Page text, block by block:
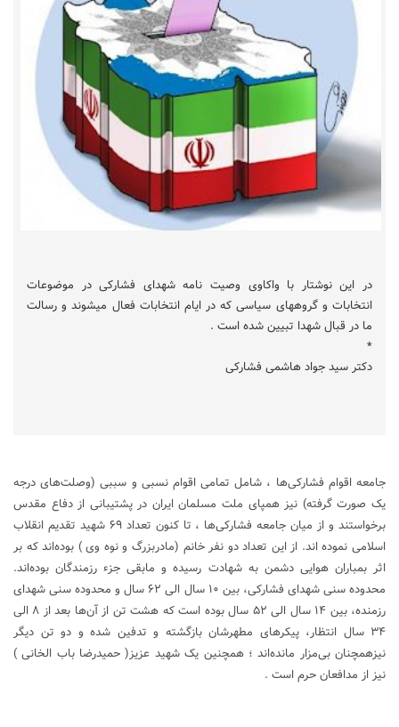
در این نوشتار با واکاوی وصیت نامه شهدای فشارکی در موضوعات
انتخابات و گروههای سیاسی که در ایام انتخابات فعال میشوند و رسالت
ما در قبال شهدا تبیین شده است .
*
دکتر سید جواد هاشمی فشارکی
جامعه اقوام فشارکی‌ها ، شامل تمامی اقوام نسبی و سببی (وصلت‌های درجه
یک صورت گرفته) نیز همپای ملت مسلمان ایران در پشتیبانی از دفاع مقدس
برخواستند و از میان جامعه فشارکی‌ها ، تا کنون تعداد ۶۹ شهید تقدیم انقلاب
اسلامی نموده اند. از این تعداد دو نفر خانم (مادربزرگ و نوه وی ) بوده‌اند که بر
اثر بمباران هوایی دشمن به‌ شهادت رسیده و مابقی جزء رزمندگان بوده‌اند.
محدوده سنی شهدای فشارکی، بین ۱۰ سال الی ۶۲ سال و محدوده سنی شهدای
رزمنده، بین ۱۴ سال الی ۵۲ سال بوده است که هشت تن از آن‌ها بعد از ۸ الی
۳۴ سال انتظار، پیکر‌های مطهرشان بازگشته و تدفین شده و دو تن دیگر
نیزهمچنان بی‌مزار مانده‌اند ؛ همچنین یک شهید عزیز( حمیدرضا باب الخانی )
نیز از مدافعان حرم است .